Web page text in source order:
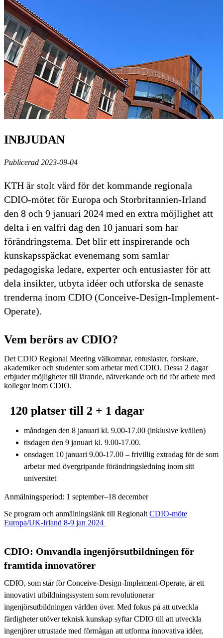
INBJUDAN
Publicerad 2023-09-04
KTH är stolt värd för det kommande regionala
CDIO-mötet för Europa och Storbritannien-Irland
den 8 och 9 januari 2024 med en extra möjlighet att
delta i en valfri dag den 10 januari som har
förändringstema. Det blir ett inspirerande och
kunskapsspäckat evenemang som samlar
pedagogiska ledare, experter och entusiaster för att
dela insikter, utbyta idéer och utforska de senaste
trenderna inom CDIO (Conceive-Design-Implement-
Operate).
Vem berörs av CDIO?
Det CDIO Regional Meeting välkomnar, entusiaster, forskare,
akademiker och studenter som arbetar med CDIO. Dessa 2 dagar
erbjuder möjligheter till lärande, nätverkande och tid för arbete med
kollegor inom CDIO.
120 platser till 2 + 1 dagar
måndagen den 8 januari kl. 9.00-17.00 (inklusive kvällen)
tisdagen den 9 januari kl. 9.00-17.00.
onsdagen 10 januari 9.00-17.00 – frivillig extradag för de som
arbetar med övergripande förändringsledning inom sitt
universitet
Anmälningsperiod: 1 september–18 december
Se program och anmälningslänk till Regionalt CDIO-möte
Europa/UK-Irland 8-9 jan 2024
CDIO: Omvandla ingenjörsutbildningen för
framtida innovatörer
CDIO, som står för Conceive-Design-Implement-Operate, är ett
innovativt utbildningssystem som revolutionerar
ingenjörsutbildningen världen över. Med fokus på att utveckla
färdigheter utöver teknisk kunskap syftar CDIO till att utveckla
ingenjörer utrustade med förmågan att utforma innovativa idéer,